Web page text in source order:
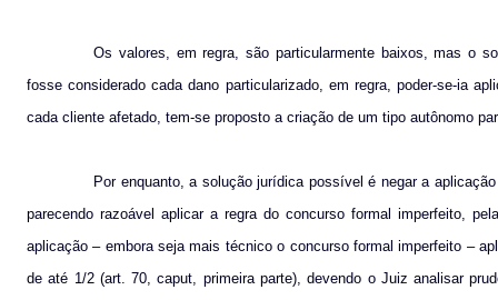
Os valores, em regra, são particularmente baixos, mas o
fosse considerado cada dano particularizado, em regra, poder-se-ia
cada cliente afetado, tem-se proposto a criação de um tipo autônomo
Por enquanto, a solução jurídica possível é negar a
parecendo razoável aplicar a regra do concurso formal imperfeito,
aplicação – embora seja mais técnico o concurso formal imperfeito –
de até 1/2 (art. 70, caput, primeira parte), devendo o Juiz analisar